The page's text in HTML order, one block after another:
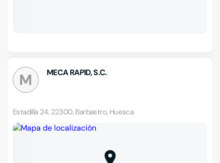
M MECA RAPID, S.C.
Estadilla 24, 22300, Barbastro, Huesca